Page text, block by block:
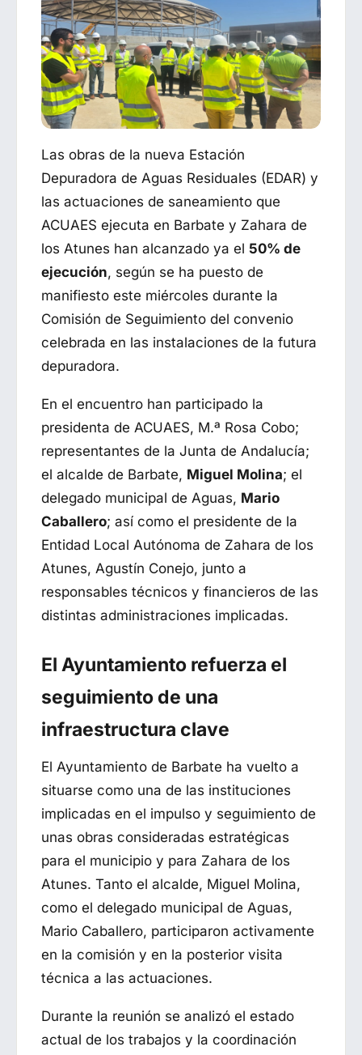
Las obras de la nueva Estación
Depuradora de Aguas Residuales (EDAR) y
las actuaciones de saneamiento que
ACUAES ejecuta en Barbate y Zahara de
los Atunes han alcanzado ya el 50% de
ejecución, según se ha puesto de
manifiesto este miércoles durante la
Comisión de Seguimiento del convenio
celebrada en las instalaciones de la futura
depuradora.
En el encuentro han participado la
presidenta de ACUAES, M.ª Rosa Cobo;
representantes de la Junta de Andalucía;
el alcalde de Barbate, Miguel Molina; el
delegado municipal de Aguas, Mario
Caballero; así como el presidente de la
Entidad Local Autónoma de Zahara de los
Atunes, Agustín Conejo, junto a
responsables técnicos y financieros de las
distintas administraciones implicadas.
El Ayuntamiento refuerza el
seguimiento de una
infraestructura clave
El Ayuntamiento de Barbate ha vuelto a
situarse como una de las instituciones
implicadas en el impulso y seguimiento de
unas obras consideradas estratégicas
para el municipio y para Zahara de los
Atunes. Tanto el alcalde, Miguel Molina,
como el delegado municipal de Aguas,
Mario Caballero, participaron activamente
en la comisión y en la posterior visita
técnica a las actuaciones.
Durante la reunión se analizó el estado
actual de los trabajos y la coordinación